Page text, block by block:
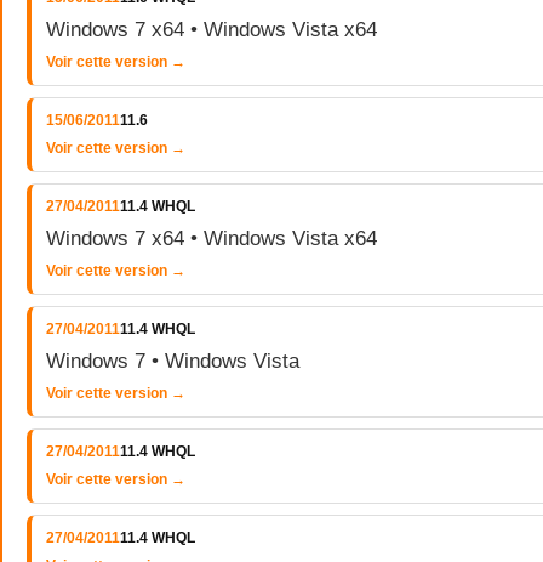
Windows 7 x64 • Windows Vista x64
Voir cette version →
15/06/201111.6
Voir cette version →
27/04/201111.4 WHQL
Windows 7 x64 • Windows Vista x64
Voir cette version →
27/04/201111.4 WHQL
Windows 7 • Windows Vista
Voir cette version →
27/04/201111.4 WHQL
Voir cette version →
27/04/201111.4 WHQL